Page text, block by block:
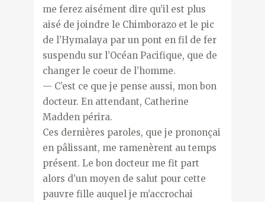
me ferez aisément dire qu’il est plus
aisé de joindre le Chimborazo et le pic
de l’Hymalaya par un pont en fil de fer
suspendu sur l’Océan Pacifique, que de
changer le coeur de l’homme.
— C’est ce que je pense aussi, mon bon
docteur. En attendant, Catherine
Madden périra.
Ces dernières paroles, que je prononçai
en pâlissant, me ramenèrent au temps
présent. Le bon docteur me fit part
alors d’un moyen de salut pour cette
pauvre fille auquel je m’accrochai